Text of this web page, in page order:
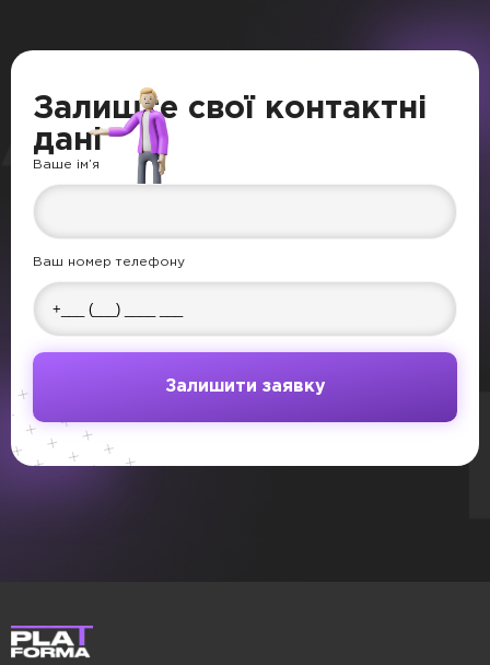
Залиште свої контактні
дані
Ваше ім’я
Ваш номер телефону
Залишити заявку